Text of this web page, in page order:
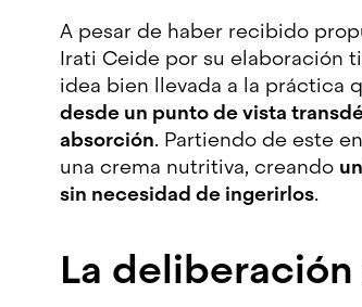
A pesar de haber recibido
Irati Ceide por su elaboración
idea bien llevada a la práctica
desde un punto de vista
absorción. Partiendo de este
una crema nutritiva, creando
sin necesidad de ingerirlos.
La